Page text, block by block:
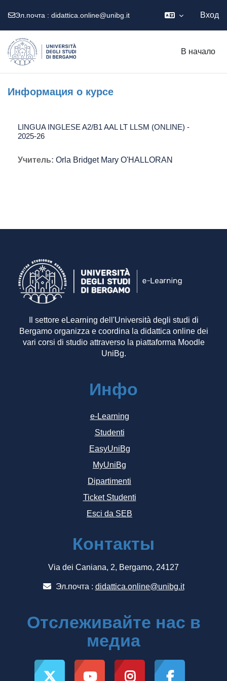
Эл.почта : didattica.online@unibg.it Вход
В начало
Информация о курсе
LINGUA INGLESE A2/B1 AAL LT LLSM (ONLINE) -
2025-26
Учитель: Orla Bridget Mary O'HALLORAN
Il settore eLearning dell'Università degli studi di
Bergamo organizza e coordina la didattica online dei
vari corsi di studio attraverso la piattaforma Moodle
UniBg.
Инфо
e-Learning
Studenti
EasyUniBg
MyUniBg
Dipartimenti
Ticket Studenti
Esci da SEB
Контакты
Via dei Caniana, 2, Bergamo, 24127
Эл.почта : didattica.online@unibg.it
Отслеживайте нас в
медиа